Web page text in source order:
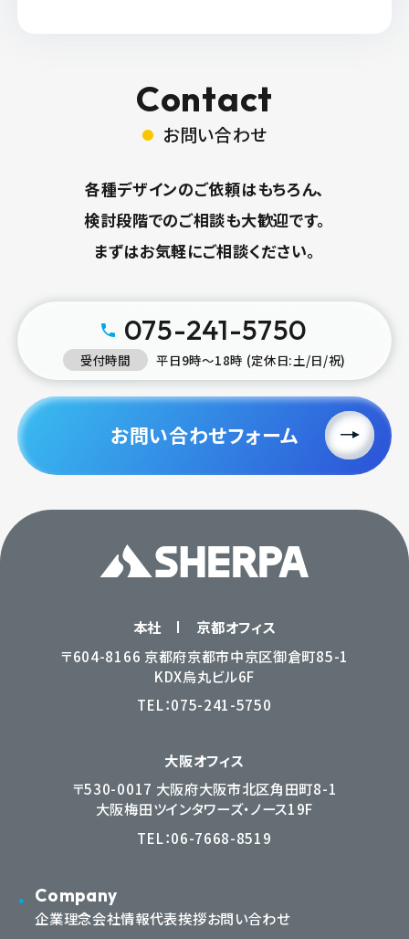
Contact
お問い合わせ
各種デザインのご依頼はもちろん、
検討段階でのご相談も大歓迎です。
まずはお気軽にご相談ください。
075-241-5750
受付時間 平日9時〜18時 (定休日:土/日/祝)
お問い合わせフォーム
本社
京都オフィス
〒604-8166 京都府京都市中京区御倉町85-1
KDX烏丸ビル6F
TEL：075-241-5750
大阪オフィス
〒530-0017 大阪府大阪市北区角田町8-1
大阪梅田ツインタワーズ・ノース19F
TEL：06-7668-8519
Company
企業理念会社情報代表挨拶お問い合わせ